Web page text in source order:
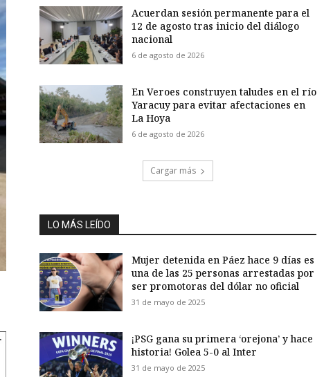
Acuerdan sesión permanente para el
12 de agosto tras inicio del diálogo
nacional
6 de agosto de 2026
En Veroes construyen taludes en el río
Yaracuy para evitar afectaciones en
La Hoya
6 de agosto de 2026
Cargar más
LO MÁS LEÍDO
Mujer detenida en Páez hace 9 días es
una de las 25 personas arrestadas por
ser promotoras del dólar no oficial
31 de mayo de 2025
¡PSG gana su primera ‘orejona’ y hace
historia! Golea 5-0 al Inter
31 de mayo de 2025